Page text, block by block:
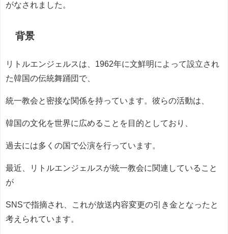
がなされました。
背景
リトルエンジェルスは、1962年に文鮮明によって設立され
た韓国の伝統舞踊団で、
統一教会と密接な関係を持っています。彼らの活動は、
韓国の文化を世界に広めることを目的としており、
過去には多くの国で公演を行っています。
最近、リトルエンジェルスが統一教会に関連していること
が
SNSで指摘され、これが放送内容変更の引き金となったと
考えられています。